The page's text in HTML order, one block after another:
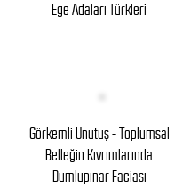
Ege Adaları Türkleri
Görkemli Unutuş - Toplumsal
Belleğin Kıvrımlarında
Dumlupınar Faciası